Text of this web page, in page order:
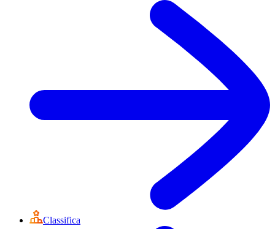
Classifica